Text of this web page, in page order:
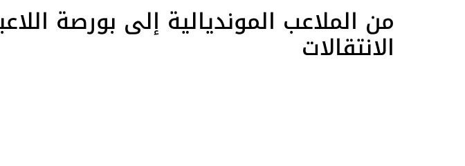
من الملاعب المونديالية إلى بورصة
الانتقالات